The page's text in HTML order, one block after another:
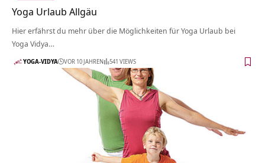
Yoga Urlaub Allgäu
Hier erfährst du mehr über die Möglichkeiten für Yoga Urlaub bei
Yoga Vidya…
YOGA-VIDYA VOR 10 JAHREN 541 VIEWS